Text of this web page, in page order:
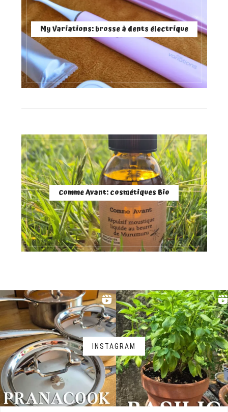
My Variations: brosse à dents électrique
Comme Avant: cosmétiques Bio
INSTAGRAM